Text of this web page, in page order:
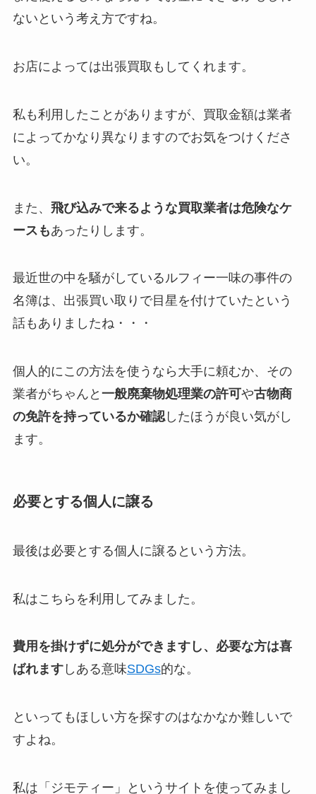
ないという考え方ですね。
お店によっては出張買取もしてくれます。
私も利用したことがありますが、買取金額は業者
によってかなり異なりますのでお気をつけくださ
い。
また、 飛び込みで来るような買取業者は危険なケ
ースもあったりします。
最近世の中を騒がしているルフィー一味の事件の
名簿は、出張買い取りで目星を付けていたという
話もありましたね・・・
個人的にこの方法を使うなら大手に頼むか、その
業者がちゃんと 一般廃棄物処理業の許可や古物商
の免許を持っているか確認したほうが良い気がし
ます。
必要とする個人に譲る
最後は必要とする個人に譲るという方法。
私はこちらを利用してみました。
費用を掛けずに処分ができますし、必要な方は喜
ばれますしある意味SDGs的な。
といってもほしい方を探すのはなかなか難しいで
すよね。
私は「ジモティー」というサイトを使ってみまし